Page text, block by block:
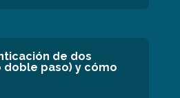
de dos
doble paso) y cómo